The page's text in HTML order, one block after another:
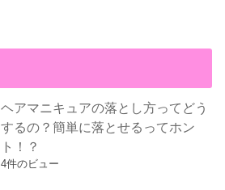
ヘアマニキュアの落とし方ってどう
するの？簡単に落とせるってホン
ト！？
4件のビュー